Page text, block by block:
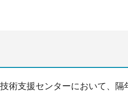
術支援センターにおいて、